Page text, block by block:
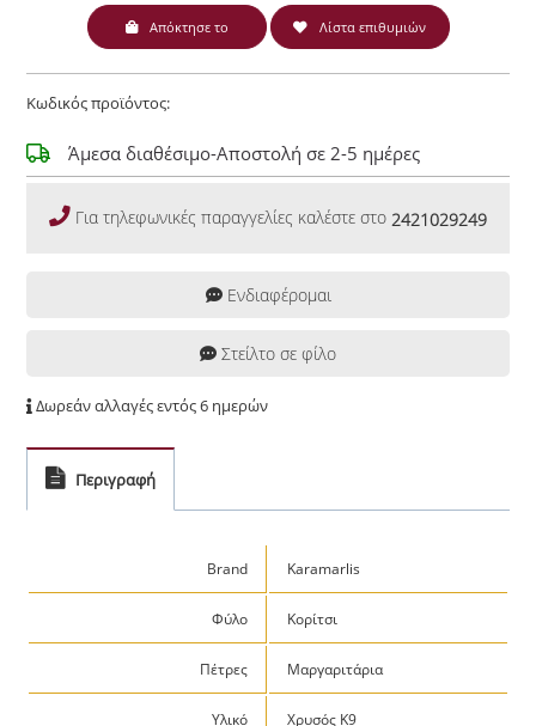
Απόκτησε το Λίστα επιθυμιών
Κωδικός προϊόντος:
Άμεσα διαθέσιμο-Αποστολή σε 2-5 ημέρες
Για τηλεφωνικές παραγγελίες καλέστε στο 2421029249
Ενδιαφέρομαι
Στείλτο σε φίλο
Δωρεάν αλλαγές εντός 6 ημερών
Περιγραφή
Brand Karamarlis
Φύλο Κορίτσι
Πέτρες Μαργαριτάρια
Υλικό Χρυσός Κ9